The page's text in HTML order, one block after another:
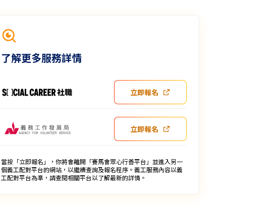
了解更多服務詳情
立即報名
立即報名
當按「立即報名」，你將會離開「賽馬會眾心行善平台」並進入另一
個義工配對平台的網站，以繼續查詢及報名程序。義工服務內容以義
工配對平台為準，請查閱相關平台以了解最新的詳情。